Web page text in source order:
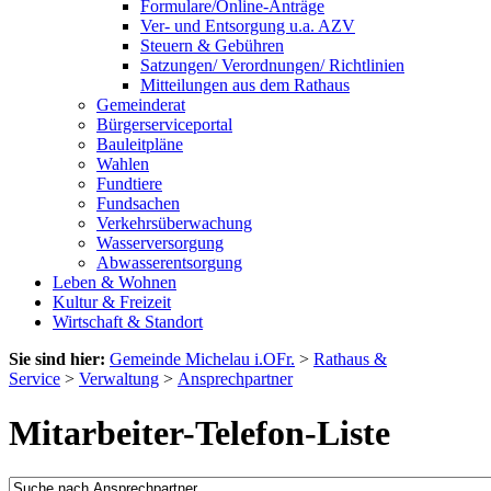
Formulare/Online-Anträge
Ver- und Entsorgung u.a. AZV
Steuern & Gebühren
Satzungen/ Verordnungen/ Richtlinien
Mitteilungen aus dem Rathaus
Gemeinderat
Bürgerserviceportal
Bauleitpläne
Wahlen
Fundtiere
Fundsachen
Verkehrsüberwachung
Wasserversorgung
Abwasserentsorgung
Leben & Wohnen
Kultur & Freizeit
Wirtschaft & Standort
Sie sind hier: Gemeinde Michelau i.OFr. > Rathaus &
Service > Verwaltung > Ansprechpartner
Mitarbeiter-Telefon-Liste